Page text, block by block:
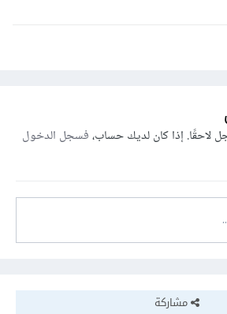
لاحقًا. إذا كان لديك حساب،فسجل الدخول
مشاركة